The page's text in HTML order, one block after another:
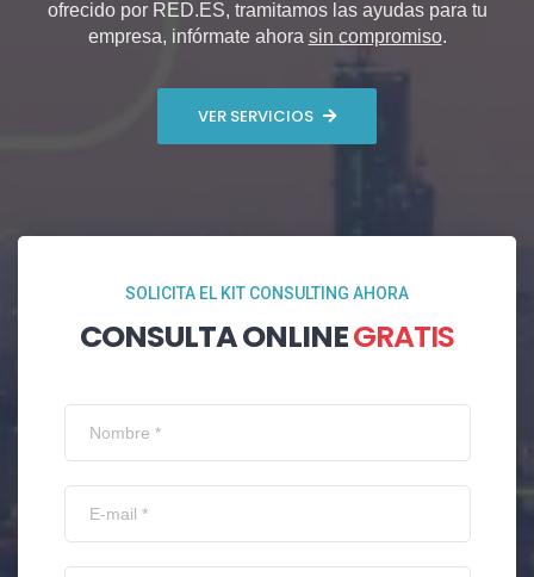
ofrecido por RED.ES, tramitamos las ayudas para tu
empresa, infórmate ahora sin compromiso.
VER SERVICIOS
SOLICITA EL KIT CONSULTING AHORA
CONSULTA ONLINEGRATIS